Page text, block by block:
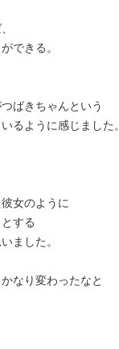
できる。
ばきちゃんという
るように感じました。
女のように
する
ました。
なり変わったなと